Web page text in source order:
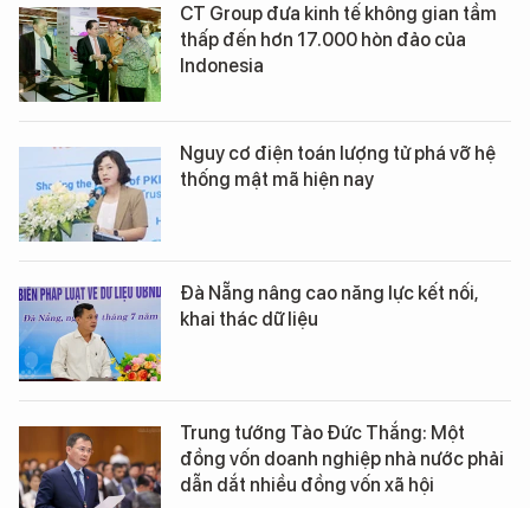
CT Group đưa kinh tế không gian tầm
thấp đến hơn 17.000 hòn đảo của
Indonesia
Nguy cơ điện toán lượng tử phá vỡ hệ
thống mật mã hiện nay
Đà Nẵng nâng cao năng lực kết nối,
khai thác dữ liệu
Trung tướng Tào Đức Thắng: Một
đồng vốn doanh nghiệp nhà nước phải
dẫn dắt nhiều đồng vốn xã hội